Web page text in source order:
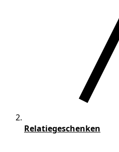
Relatiegeschenken